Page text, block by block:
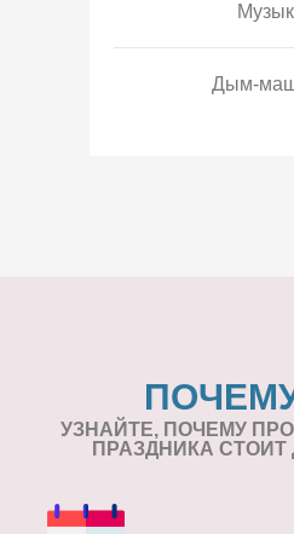
Дым-
УЗНАЙТЕ, ПОЧЕМУ
ПРАЗДНИКА